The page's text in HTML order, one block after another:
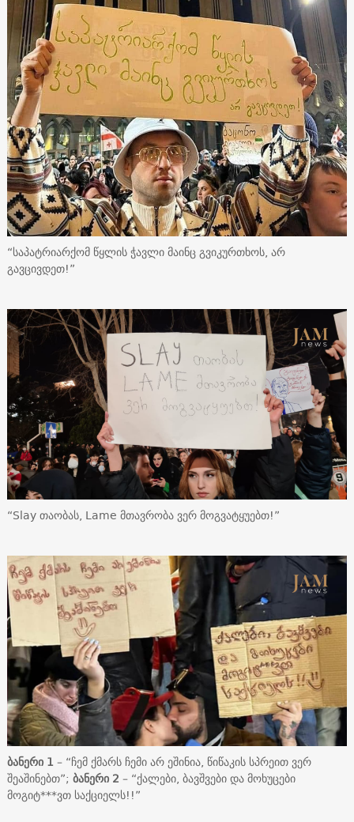
“საპატრიარქომ წყლის ჭავლი მაინც გვიკურთხოს, არ
გავცივდეთ!”
“Slay თაობას, Lame მთავრობა ვერ მოგვატყუებთ!”
ბანერი 1– “ჩემ ქმარს ჩემი არ ეშინია, წიწაკის სპრეით ვერ
შეაშინებთ”; ბანერი 2 – “ქალები, ბავშვები და მოხუცები
მოგიტ***ვთ საქციელს!!”